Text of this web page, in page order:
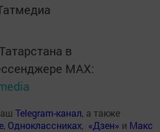
в
MАХ:
Telegram-канал, а также
, Одноклассниках, «Дзен» и Макс